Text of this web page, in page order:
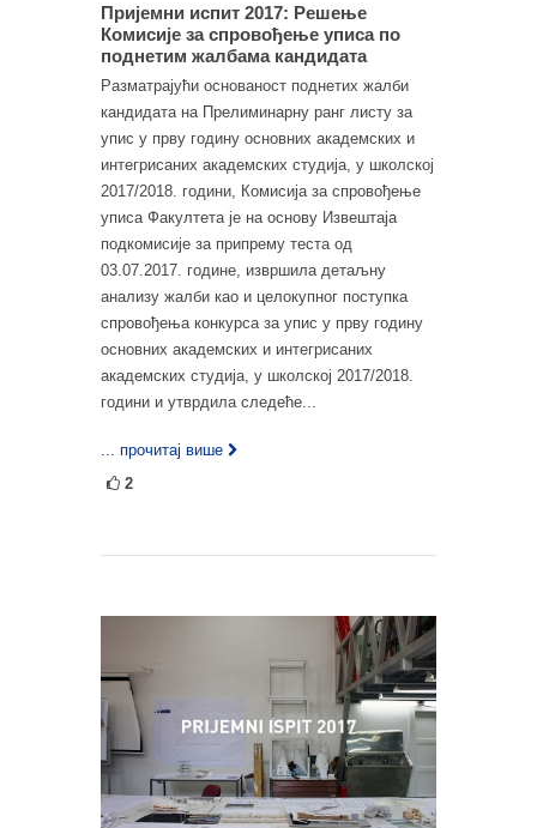
Пријемни испит 2017: Решење
Комисије за спровођење уписа по
поднетим жалбама кандидата
Разматрајући основаност поднетих жалби
кандидата на Прелиминарну ранг листу за
упис у прву годину основних академских и
интегрисаних академских студија, у школској
2017/2018. години, Комисија за спровођење
уписа Факултета је на основу Извештаја
подкомисије за припрему теста од
03.07.2017. године, извршила детаљну
анализу жалби као и целокупног поступка
спровођења конкурса за упис у прву годину
основних академских и интегрисаних
академских студија, у школској 2017/2018.
години и утврдила следеће...
... прочитај више
2